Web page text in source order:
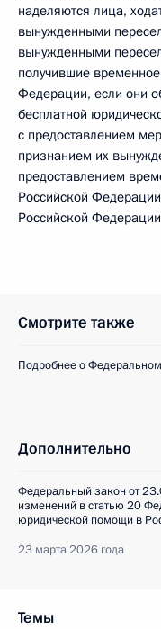
наделяются лица,
вынужденными
вынужденными
получившие
Федерации, если они
бесплатной
с предоставлением
признанием их
предоставлением
Российской
Российской
Смотрите также
Подробнее о
Дополнительно
Федеральный закон от
изменений в статью 20
юридической помощи в
23 марта 2026 года
Темы